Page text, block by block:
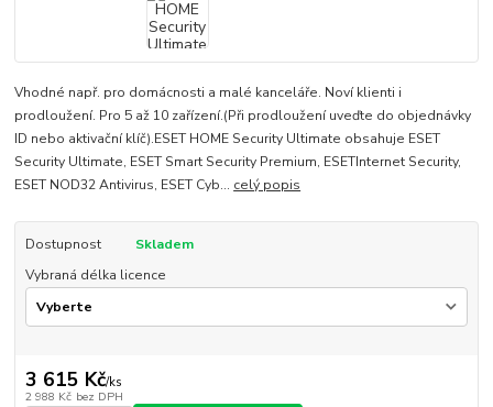
Vhodné např. pro domácnosti a malé kanceláře. Noví klienti i
prodloužení. Pro 5 až 10 zařízení.(Při prodloužení uveďte do objednávky
ID nebo aktivační klíč).ESET HOME Security Ultimate obsahuje ESET
Security Ultimate, ESET Smart Security Premium, ESETInternet Security,
ESET NOD32 Antivirus, ESET Cyb... celý popis
Dostupnost
Skladem
Vybraná délka licence
3 615 Kč/ks
2 988 Kč bez DPH